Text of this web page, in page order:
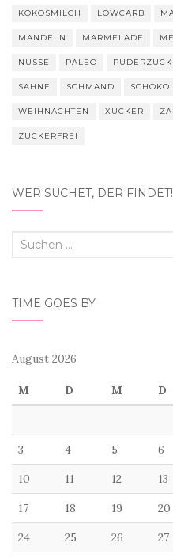
KOKOSMILCH LOWCARB
MANDELN MARMELADE
NÜSSE PALEO
SAHNE SCHMAND
WEIHNACHTEN XUCKER
ZUCKERFREI
WER SUCHET, DER FINDET!
Suchen
TIME GOES BY
August 2026
M D M D
3 4 5 6
10 11 12 13
17 18 19 20
24 25 26 27